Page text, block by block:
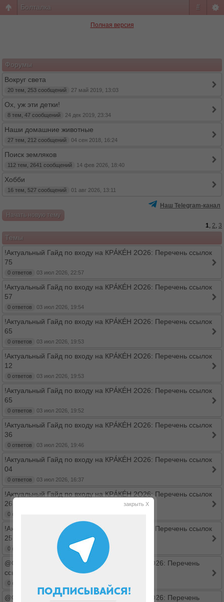
#
Болталка
Полная версия
Форумы
Вокруг света
20 тем, 253 сообщений 27 май 2019, 13:03
Ох, уж эти детки!
8 тем, 47 сообщений 24 дек 2019, 23:34
Наши домашние животные
27 тем, 212 сообщений 04 сен 2018, 16:24
Поиск земляков
112 тем, 2641 сообщений 14 фев 2026, 18:40
Хобби
16 тем, 527 сообщений 01 авг 2026, 13:11
Наш Telegram-канал
Начать новую тему
1, 2, 3
Темы
!Актуальный Гайд по входу на КРÁКÉН 2O26: Перечень ссылок
75
0 ответов 03 июл 2026, 22:57
!Актуальный Гайд по входу на КРÁКÉН 2O26: Перечень ссылок
57
0 ответов 03 июл 2026, 19:54
!Актуальный Гайд по входу на КРÁКÉН 2O26: Перечень ссылок
65
0 ответов 03 июл 2026, 19:53
!Актуальный Гайд по входу на КРÁКÉН 2O26: Перечень ссылок
12
0 ответов 03 июл 2026, 19:53
!Актуальный Гайд по входу на КРÁКÉН 2O26: Перечень ссылок
65
0 ответов 03 июл 2026, 19:52
!Актуальный Гайд по входу на КРÁКÉН 2O26: Перечень ссылок
36
0 ответов 03 июл 2026, 19:46
!Актуальный Гайд по входу на КРÁКÉН 2O26: Перечень ссылок
04
0 ответов 03 июл 2026, 16:37
!Актуальный Гайд по входу на КРÁКÉН 2O26: Перечень ссылок
26
0 ответов
!Актуальный Гайд по входу на КРÁКÉН 2O26: Перечень ссылок
25
0 ответов 03 июл 2026, 15:53
@Обновлённый Гайд по входу на КРÁКÉН 2O26: Перечень
ссылок 2
0 ответов
@Обновлённый Гайд по входу на КРÁКÉН 2O26: Перечень
закрыть X